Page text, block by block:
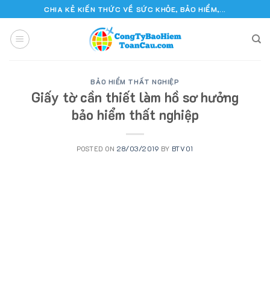
to
content
CHIA KẺ KIẾN THỨC VỀ SỨC KHỎE, BẢO HIỂM,...
BẢO HIỂM THẤT NGHIỆP
Giấy tờ cần thiết làm hồ sơ hưởng
bảo hiểm thất nghiệp
POSTED ON 28/03/2019 BY BTV01